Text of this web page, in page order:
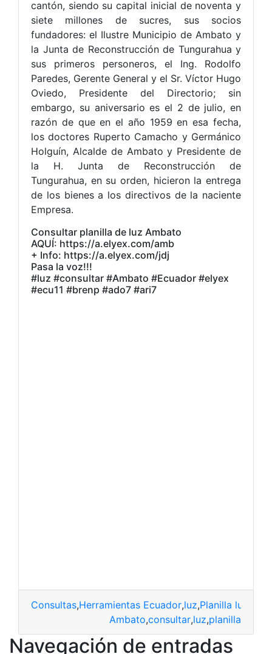
cantón, siendo su capital inicial de noventa y
siete millones de sucres, sus socios
fundadores: el Ilustre Municipio de Ambato y
la Junta de Reconstrucción de Tungurahua y
sus primeros personeros, el Ing. Rodolfo
Paredes, Gerente General y el Sr. Víctor Hugo
Oviedo, Presidente del Directorio; sin
embargo, su aniversario es el 2 de julio, en
razón de que en el año 1959 en esa fecha,
los doctores Ruperto Camacho y Germánico
Holguín, Alcalde de Ambato y Presidente de
la H. Junta de Reconstrucción de
Tungurahua, en su orden, hicieron la entrega
de los bienes a los directivos de la naciente
Empresa.
Consultar planilla de luz Ambato
AQUÍ: https://a.elyex.com/amb
+ Info: https://a.elyex.com/jdj
Pasa la voz!!!
#luz #consultar #Ambato #Ecuador #elyex
#ecu11 #brenp #ado7 #ari7
Consultas,Herramientas Ecuador,luz,Planilla luz
Ambato,consultar,luz,planilla
Navegación de entradas